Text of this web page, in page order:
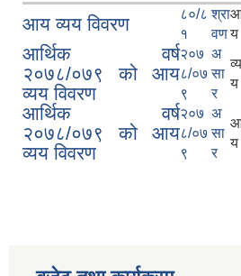
आय व्यय विवरण
८०/८
१
श्रा
वणय
आर्थिक वर्ष
२०७८/०७९ को आय
व्यय विवरण
२०७
८/०७
९
अ
सा
र
व्य
य
आर्थिक वर्ष
२०७८/०७९ को आय
व्यय विवरण
२०७
८/०७
९
अ
सा
र
य